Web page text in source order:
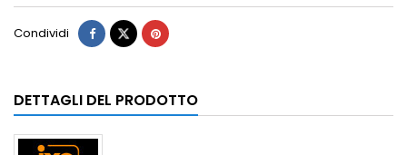
Condividi
DETTAGLI DEL PRODOTTO